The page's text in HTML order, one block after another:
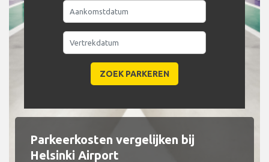
Parkeerkosten vergelijken bij
Helsinki Airport